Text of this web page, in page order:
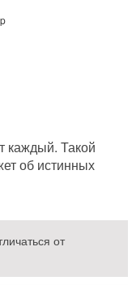
каждый. Такой
об истинных
от